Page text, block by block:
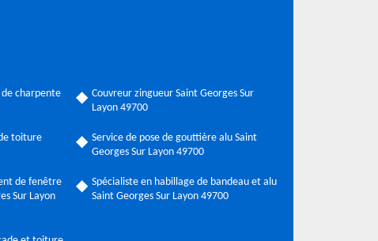
charpente
toiture
de fenêtre
Sur Layon
Couvreur zingueur Saint Georges Sur
Layon 49700
Service de pose de gouttière alu Saint
Georges Sur Layon 49700
Spécialiste en habillage de bandeau et alu
Saint Georges Sur Layon 49700